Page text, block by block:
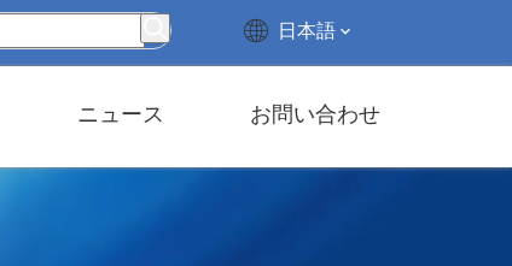
日本語
ニュース お問い合わせ